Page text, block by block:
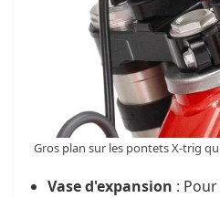
Gros plan sur les pontets X-trig
Vase d'expansion :